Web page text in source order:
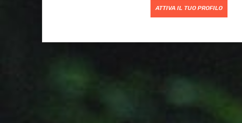
ATTIVA IL TUO PROFILO